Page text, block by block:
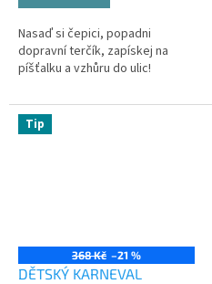
Nasaď si čepici, popadni
dopravní terčík, zapískej na
píšťalku a vzhůru do ulic!
Tip
368 Kč –21 %
DĚTSKÝ KARNEVAL